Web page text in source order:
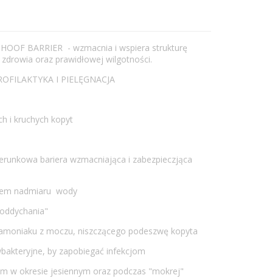
HOOF BARRIER - wzmacnia i wspiera strukturę
oraz prawidłowej wilgotności.
I PIELĘGNACJA
i kruchych kopyt
bariera wzmacniająca i zabezpieczjąca
nadmiaru wody
z moczu, niszczącego podeszwę kopyta
by zapobiegać infekcjom
w okresie jesiennym oraz podczas "mokrej"